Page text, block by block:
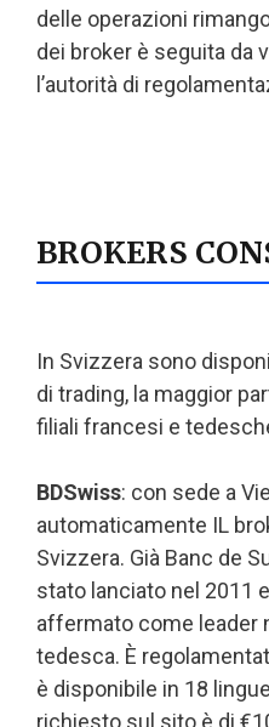
delle operazioni
dei broker è seguita da
l’autorità di
BROKERS
In Svizzera sono
di trading, la maggior
filiali francesi e
BDSwiss: con sede a
automaticamente IL
Svizzera. Già Banc de
stato lanciato nel 2011
affermato come leader
tedesca. È
è disponibile in 18
richiesto sul sito è di